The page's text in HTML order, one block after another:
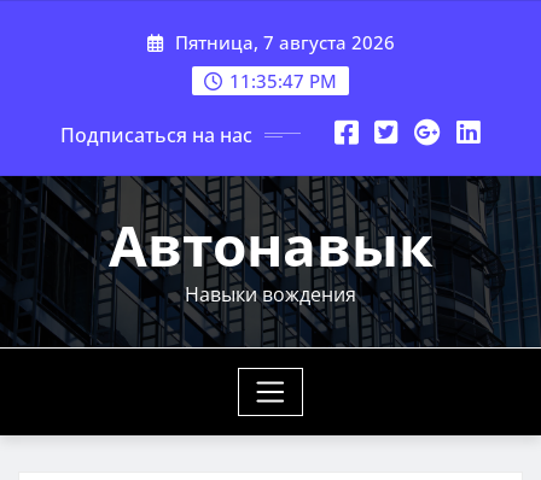
Пятница, 7 августа 2026
11:35:48 PM
Подписаться на нас
Автонавык
Навыки вождения